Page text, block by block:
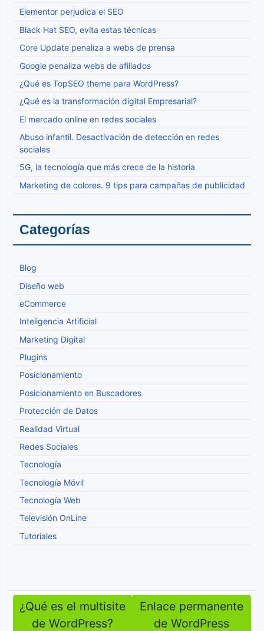
Elementor perjudica el SEO
Black Hat SEO, evita estas técnicas
Core Update penaliza a webs de prensa
Google penaliza webs de afiliados
¿Qué es TopSEO theme para WordPress?
¿Qué es la transformación digital Empresarial?
El mercado online en redes sociales
Abuso infantil. Desactivación de detección en redes
sociales
5G, la tecnología que más crece de la historia
Marketing de colores. 9 tips para campañas de publicidad
Categorías
Blog
Diseño web
eCommerce
Inteligencia Artificial
Marketing Digital
Plugins
Posicionamiento
Posicionamiento en Buscadores
Protección de Datos
Realidad Virtual
Redes Sociales
Tecnología
Tecnología Móvil
Tecnología Web
Televisión OnLine
Tutoriales
Navegación
¿Qué es el multisite
de WordPress?
Enlace permanente
de WordPress